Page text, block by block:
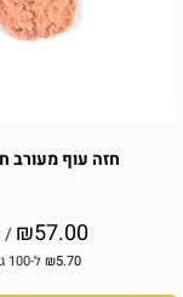
חזה עוף מעורב
₪57.00
/
₪5.70 ל-100 גרם